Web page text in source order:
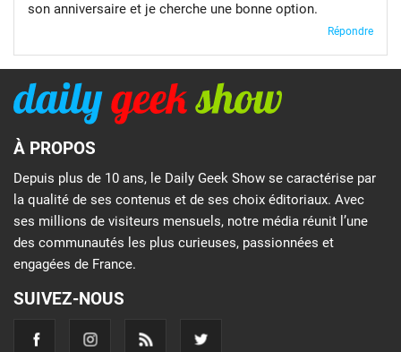
son anniversaire et je cherche une bonne option.
Répondre
À PROPOS
Depuis plus de 10 ans, le Daily Geek Show se caractérise par
la qualité de ses contenus et de ses choix éditoriaux. Avec
ses millions de visiteurs mensuels, notre média réunit l’une
des communautés les plus curieuses, passionnées et
engagées de France.
SUIVEZ-NOUS